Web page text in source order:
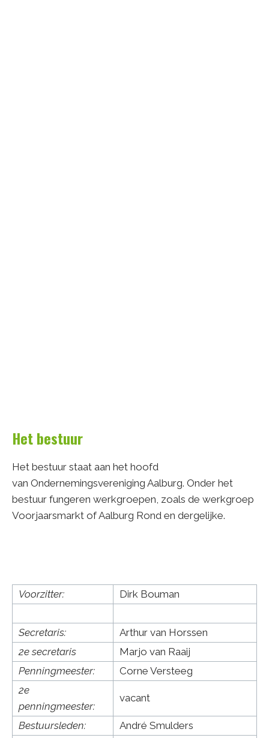
Het bestuur
Het bestuur staat aan het hoofd
van Ondernemingsvereniging Aalburg. Onder het
bestuur fungeren werkgroepen, zoals de werkgroep
Voorjaarsmarkt of Aalburg Rond en dergelijke.
Voorzitter: Dirk Bouman
Secretaris:
Arthur van Horssen
2e secretaris
Marjo van Raaij
Penningmeester:
Corne Versteeg
2e
penningmeester:
vacant
Bestuursleden:
André Smulders